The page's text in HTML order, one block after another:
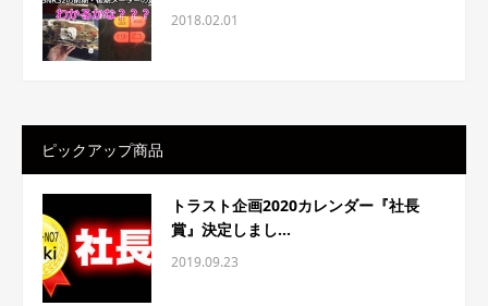
2018.02.01
ピックアップ商品
トラスト企画2020カレンダー『社長
賞』決定しまし...
2019.09.23